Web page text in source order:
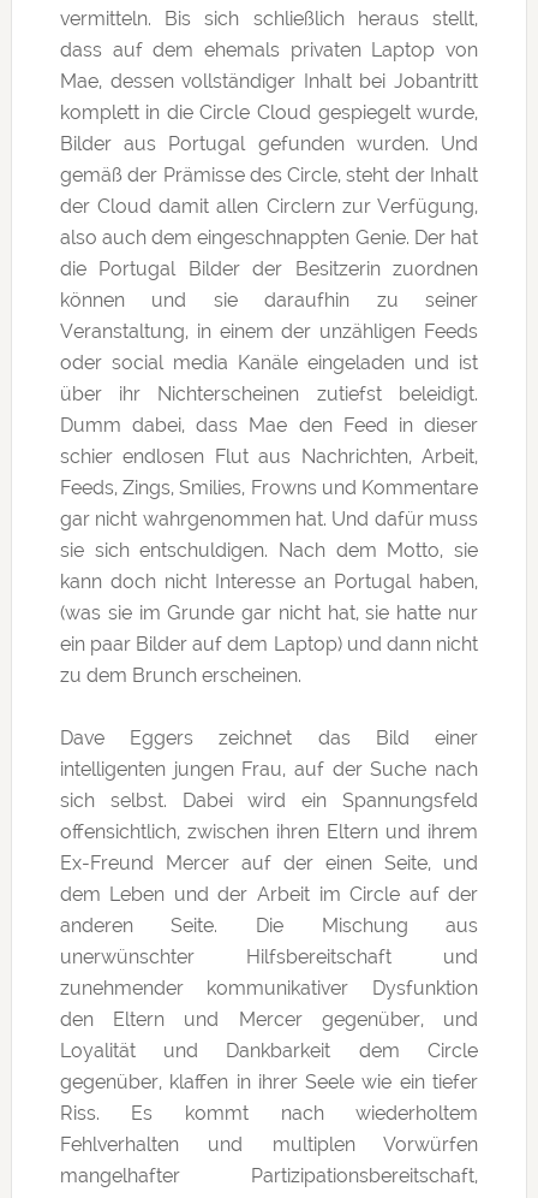
vermitteln. Bis sich schließlich heraus stellt,
dass auf dem ehemals privaten Laptop von
Mae, dessen vollständiger Inhalt bei Jobantritt
komplett in die Circle Cloud gespiegelt wurde,
Bilder aus Portugal gefunden wurden. Und
gemäß der Prämisse des Circle, steht der Inhalt
der Cloud damit allen Circlern zur Verfügung,
also auch dem eingeschnappten Genie. Der hat
die Portugal Bilder der Besitzerin zuordnen
können und sie daraufhin zu seiner
Veranstaltung, in einem der unzähligen Feeds
oder social media Kanäle eingeladen und ist
über ihr Nichterscheinen zutiefst beleidigt.
Dumm dabei, dass Mae den Feed in dieser
schier endlosen Flut aus Nachrichten, Arbeit,
Feeds, Zings, Smilies, Frowns und Kommentare
gar nicht wahrgenommen hat. Und dafür muss
sie sich entschuldigen. Nach dem Motto, sie
kann doch nicht Interesse an Portugal haben,
(was sie im Grunde gar nicht hat, sie hatte nur
ein paar Bilder auf dem Laptop) und dann nicht
zu dem Brunch erscheinen.
Dave Eggers zeichnet das Bild einer
intelligenten jungen Frau, auf der Suche nach
sich selbst. Dabei wird ein Spannungsfeld
offensichtlich, zwischen ihren Eltern und ihrem
Ex-Freund Mercer auf der einen Seite, und
dem Leben und der Arbeit im Circle auf der
anderen Seite. Die Mischung aus
unerwünschter Hilfsbereitschaft und
zunehmender kommunikativer Dysfunktion
den Eltern und Mercer gegenüber, und
Loyalität und Dankbarkeit dem Circle
gegenüber, klaffen in ihrer Seele wie ein tiefer
Riss. Es kommt nach wiederholtem
Fehlverhalten und multiplen Vorwürfen
mangelhafter Partizipationsbereitschaft,